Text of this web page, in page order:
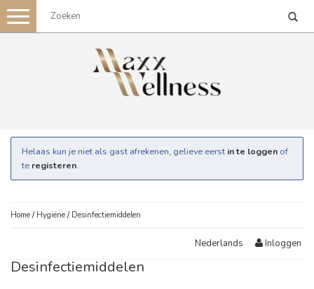
Toggle
navigation
Helaas kun je niet als gast afrekenen, gelieve eerst in te loggen of
te registeren.
Home / Hygiëne / Desinfectiemiddelen
Nederlands Inloggen
Desinfectiemiddelen